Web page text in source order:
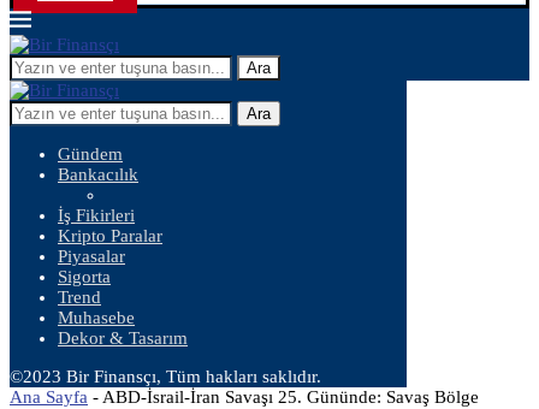
Ara
Ara
Gündem
Bankacılık
İş Fikirleri
Kripto Paralar
Piyasalar
Sigorta
Trend
Muhasebe
Dekor & Tasarım
©2023 Bir Finansçı, Tüm hakları saklıdır.
Ana Sayfa - ABD-İsrail-İran Savaşı 25. Gününde: Savaş Bölge